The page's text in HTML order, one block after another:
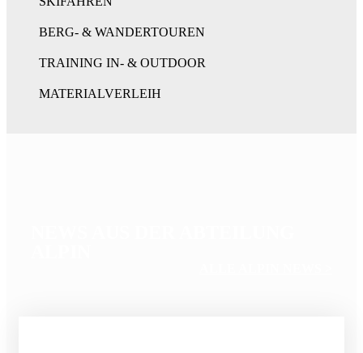
BERG- & WANDERTOUREN
TRAINING IN- & OUTDOOR
MATERIALVERLEIH